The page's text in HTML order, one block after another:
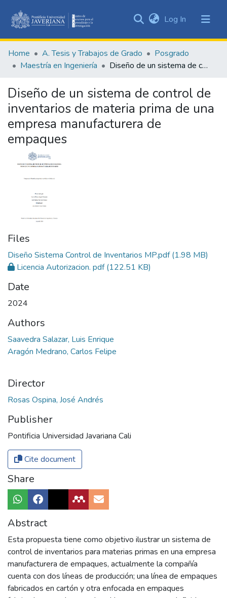
&
Collections
Statistics
Log In (current)
Home A. Tesis y Trabajos de Grado
Posgrado
Maestría en Ingeniería
Diseño de un sistema de control de inventarios de materia prima de una empresa manufacturera de empaques
Diseño de un sistema de control de
inventarios de materia prima de una
empresa manufacturera de
empaques
Files
Diseño Sistema Control de Inventarios MP.pdf(1.98 MB)
Licencia Autorizacion. pdf(122.51 KB)
Date
2024
Authors
Saavedra Salazar, Luis Enrique
Aragón Medrano, Carlos Felipe
Director
Rosas Ospina, José Andrés
Publisher
Pontificia Universidad Javariana Cali
Cite document
Share
Abstract
Esta propuesta tiene como objetivo ilustrar un sistema de
control de inventarios para materias primas en una empresa
manufacturera de empaques, actualmente la compañía
cuenta con dos líneas de producción; una línea de empaques
fabricados en cartón y otra enfocada en empaques